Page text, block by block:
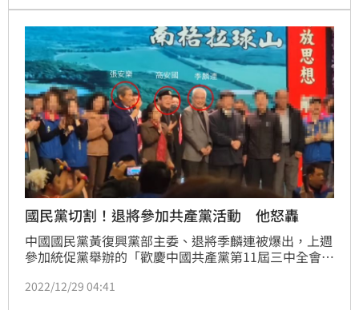
規定，維護國家主權及尊嚴。
國民黨切割！退將參加共產黨活動 他怒轟
中國國民黨黃復興黨部主委、退將季麟連被爆出，上週
參加統促黨舉辦的「歡慶中國共產黨第11屆三中全會
分受邀參加，到場才知道主辦單位，僅簡單致意而後離
2022/12/29 04:41